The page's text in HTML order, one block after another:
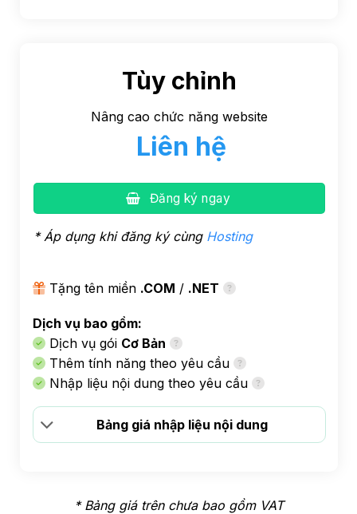
Tùy chỉnh
Nâng cao chức năng website
Liên hệ
Đăng ký ngay
* Áp dụng khi đăng ký cùng Hosting
Tặng tên miền .COM / .NET
Dịch vụ bao gồm:
Dịch vụ gói Cơ Bản
Thêm tính năng theo yêu cầu
Nhập liệu nội dung theo yêu cầu
Bảng giá nhập liệu nội dung
* Bảng giá trên chưa bao gồm VAT